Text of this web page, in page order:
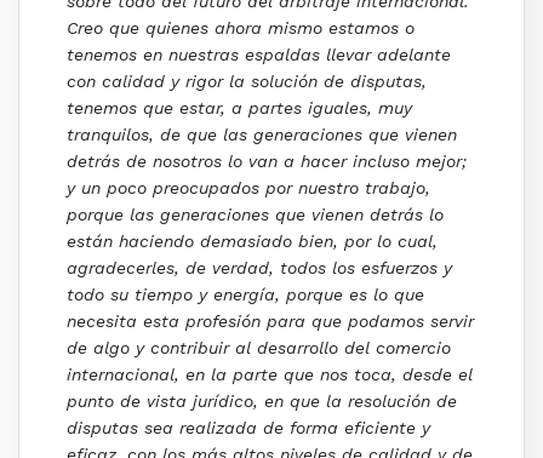
Creo que quienes ahora mismo estamos o
tenemos en nuestras espaldas llevar adelante
con calidad y rigor la solución de disputas,
tenemos que estar, a partes iguales, muy
tranquilos, de que las generaciones que vienen
detrás de nosotros lo van a hacer incluso mejor;
y un poco preocupados por nuestro trabajo,
porque las generaciones que vienen detrás lo
están haciendo demasiado bien, por lo cual,
agradecerles, de verdad, todos los esfuerzos y
todo su tiempo y energía, porque es lo que
necesita esta profesión para que podamos servir
de algo y contribuir al desarrollo del comercio
internacional, en la parte que nos toca, desde el
punto de vista jurídico, en que la resolución de
disputas sea realizada de forma eficiente y
eficaz, con los más altos niveles de calidad y de